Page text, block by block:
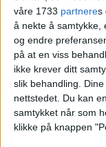
våre 1733 partneres
å nekte å samtykke,
og endre
på at en viss
ikke krever ditt
slik behandling.
nettstedet. Du kan
samtykket når som
klikke på knappen